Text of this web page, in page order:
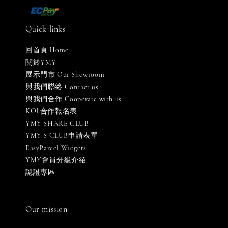
Quick links
回首頁 Home
關於YMY
展示門市 Our Showroom
與我們聯絡 Contact us
與我們合作 Cooperate with us
KOL合作報名表
YMY SHARE CLUB
YMY S CLUB申請表單
EasyParcel Widgets
YMY會員分級介紹
認證專區
Our mission